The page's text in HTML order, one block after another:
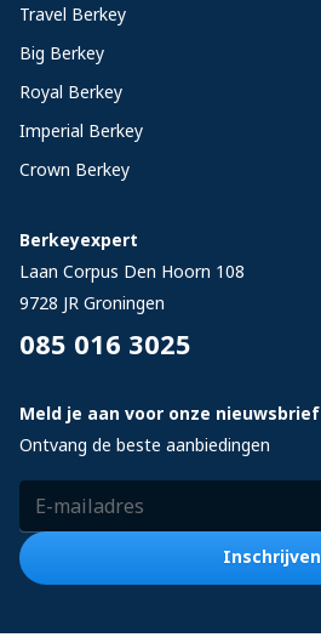
Travel Berkey
Big Berkey
Royal Berkey
Imperial Berkey
Crown Berkey
Berkeyexpert
Laan Corpus Den Hoorn 108
9728 JR Groningen
085 016 3025
Meld je aan voor onze nieuwsbrief
Ontvang de beste aanbiedingen
Inschrijven